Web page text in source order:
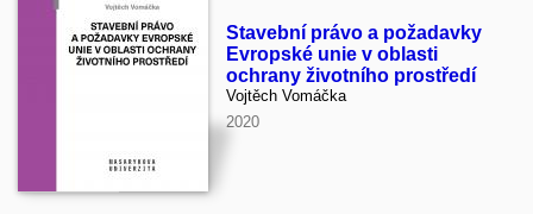
Stavební právo a požadavky
Evropské unie v oblasti
ochrany životního prostředí
Vojtěch Vomáčka
2020